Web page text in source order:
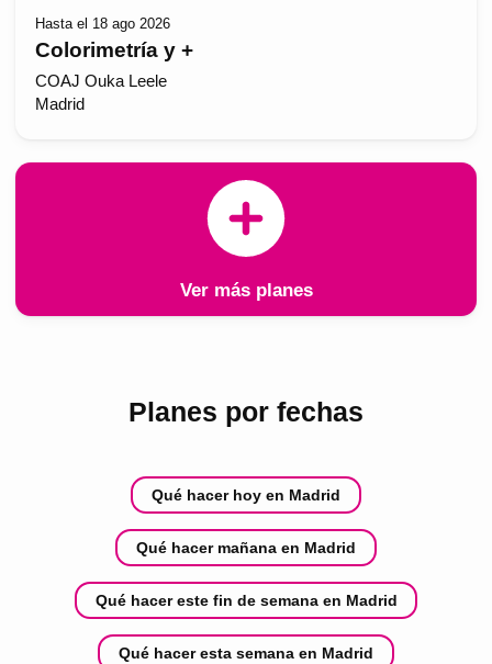
Hasta el 18 ago 2026
Colorimetría y +
COAJ Ouka Leele
Madrid
Ver más planes
Planes por fechas
Qué hacer hoy en Madrid
Qué hacer mañana en Madrid
Qué hacer este fin de semana en Madrid
Qué hacer esta semana en Madrid